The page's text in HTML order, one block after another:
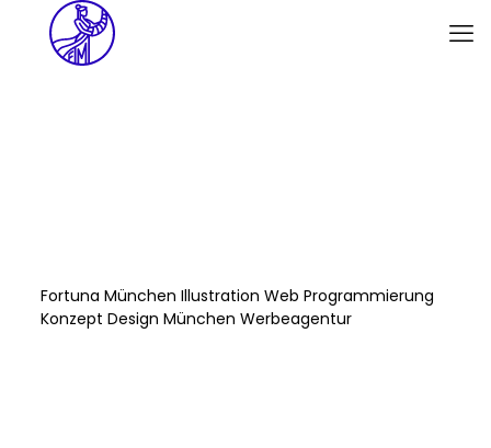
Fortuna München Illustration Web Programmierung
Konzept Design München Werbeagentur